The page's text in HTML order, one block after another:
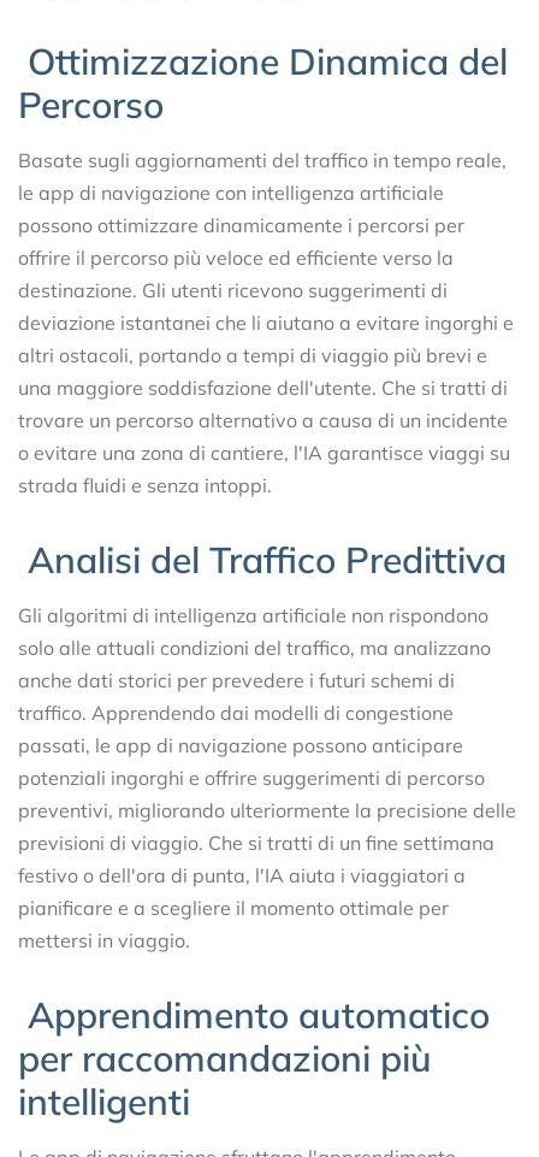
Ottimizzazione Dinamica del
Percorso
Basate sugli aggiornamenti del traffico in tempo reale,
le app di navigazione con intelligenza artificiale
possono ottimizzare dinamicamente i percorsi per
offrire il percorso più veloce ed efficiente verso la
destinazione. Gli utenti ricevono suggerimenti di
deviazione istantanei che li aiutano a evitare ingorghi e
altri ostacoli, portando a tempi di viaggio più brevi e
una maggiore soddisfazione dell'utente. Che si tratti di
trovare un percorso alternativo a causa di un incidente
o evitare una zona di cantiere, l'IA garantisce viaggi su
strada fluidi e senza intoppi.
Analisi del Traffico Predittiva
Gli algoritmi di intelligenza artificiale non rispondono
solo alle attuali condizioni del traffico, ma analizzano
anche dati storici per prevedere i futuri schemi di
traffico. Apprendendo dai modelli di congestione
passati, le app di navigazione possono anticipare
potenziali ingorghi e offrire suggerimenti di percorso
preventivi, migliorando ulteriormente la precisione delle
previsioni di viaggio. Che si tratti di un fine settimana
festivo o dell'ora di punta, l'IA aiuta i viaggiatori a
pianificare e a scegliere il momento ottimale per
mettersi in viaggio.
Apprendimento automatico
per raccomandazioni più
intelligenti